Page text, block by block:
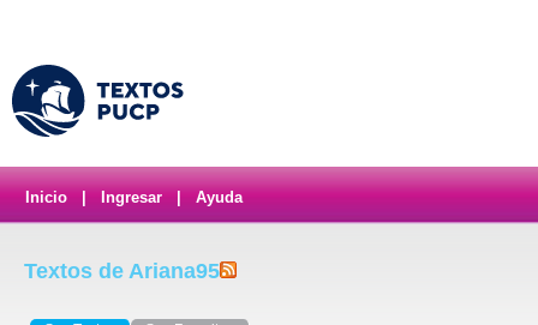
Inicio Ingresar Ayuda
Textos de Ariana95